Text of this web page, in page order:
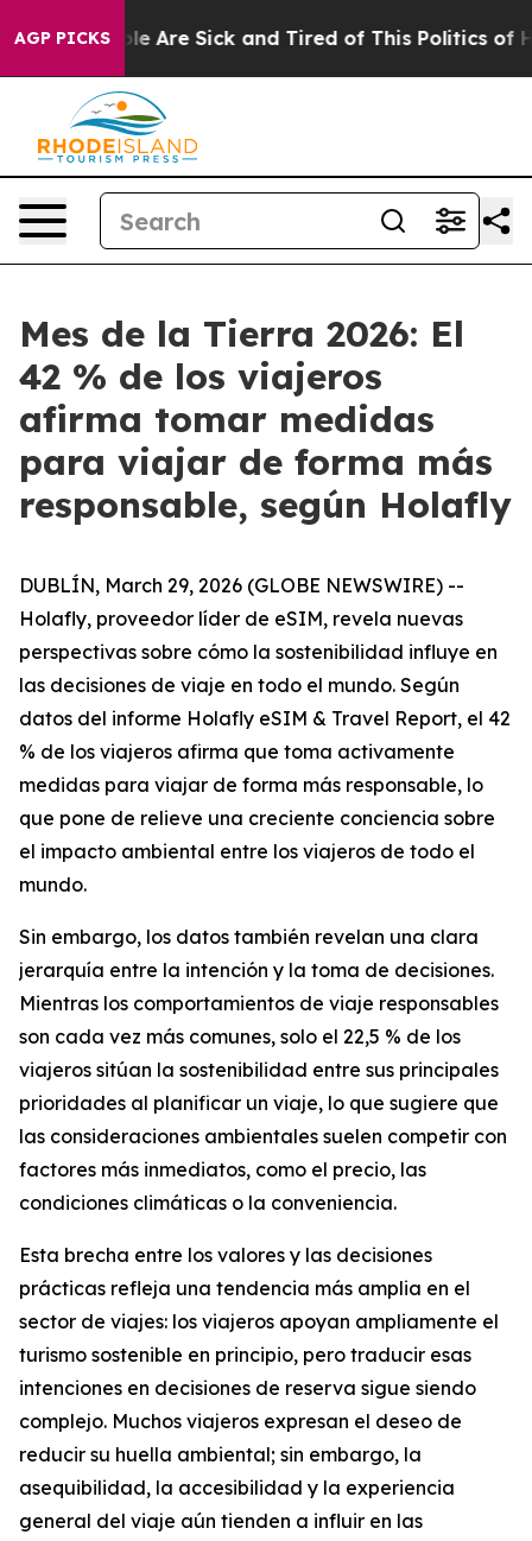
AGP PICKS
“People Are Sick and Tired of This Politics of
Mes de la Tierra 2026: El
42 % de los viajeros
afirma tomar medidas
para viajar de forma más
responsable, según Holafly
DUBLÍN, March 29, 2026 (GLOBE NEWSWIRE) --
Holafly, proveedor líder de eSIM, revela nuevas
perspectivas sobre cómo la sostenibilidad influye en
las decisiones de viaje en todo el mundo. Según
datos del informe Holafly eSIM & Travel Report, el 42
% de los viajeros afirma que toma activamente
medidas para viajar de forma más responsable, lo
que pone de relieve una creciente conciencia sobre
el impacto ambiental entre los viajeros de todo el
mundo.
Sin embargo, los datos también revelan una clara
jerarquía entre la intención y la toma de decisiones.
Mientras los comportamientos de viaje responsables
son cada vez más comunes, solo el 22,5 % de los
viajeros sitúan la sostenibilidad entre sus principales
prioridades al planificar un viaje, lo que sugiere que
las consideraciones ambientales suelen competir con
factores más inmediatos, como el precio, las
condiciones climáticas o la conveniencia.
Esta brecha entre los valores y las decisiones
prácticas refleja una tendencia más amplia en el
sector de viajes: los viajeros apoyan ampliamente el
turismo sostenible en principio, pero traducir esas
intenciones en decisiones de reserva sigue siendo
complejo. Muchos viajeros expresan el deseo de
reducir su huella ambiental; sin embargo, la
asequibilidad, la accesibilidad y la experiencia
general del viaje aún tienden a influir en las